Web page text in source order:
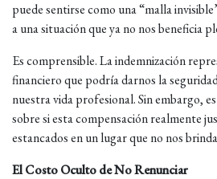
puede sentirse como una “malla
a una situación que ya no nos beneficia
Es comprensible. La indemnización
financiero que podría darnos la
nuestra vida profesional. Sin embargo,
sobre si esta compensación realmente
estancados en un lugar que no nos
El Costo Oculto de No Renunciar